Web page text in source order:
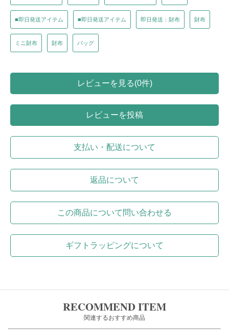
■即日発送アイテム ■即日発送アイテム 即日発送：財布 財布
ミニ財布 財布 バッグ
レビューを見る(0件)
レビューを投稿
支払い・配送について
返品について
この商品について問い合わせる
ギフトラッピングについて
RECOMMEND ITEM
関連するおすすめ商品